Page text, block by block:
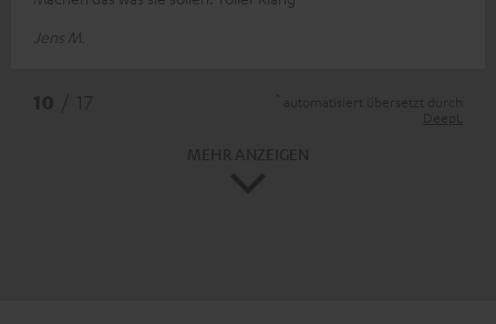
Jens M.